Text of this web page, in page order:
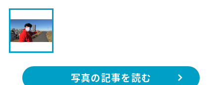
写真の記事を読む